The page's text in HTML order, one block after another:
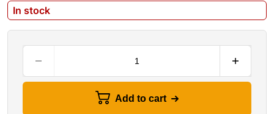
In stock
Add to cart